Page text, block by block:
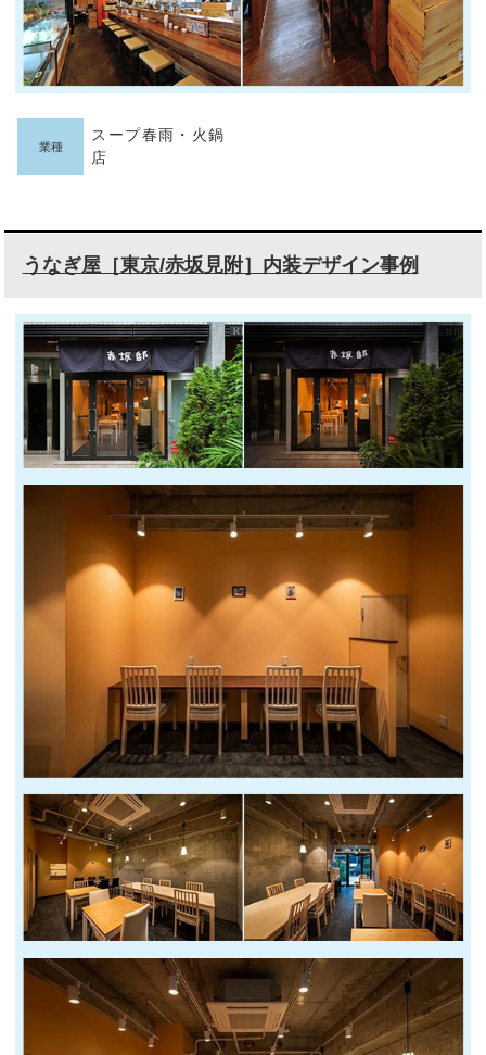
業種
スープ春雨・火鍋
店
うなぎ屋［東京/赤坂見附］内装デザイン事例